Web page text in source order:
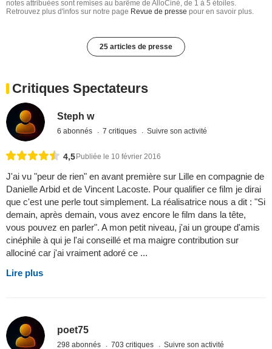
notes attribuées sont remises au barême de AlloCiné, de 1 à 5 étoiles.
Retrouvez plus d'infos sur notre page Revue de presse pour en savoir plus.
25 articles de presse
Critiques Spectateurs
Steph w
6 abonnés 7 critiques Suivre son activité
4,5Publiée le 10 février 2016
J'ai vu "peur de rien" en avant première sur Lille en compagnie de
Danielle Arbid et de Vincent Lacoste. Pour qualifier ce film je dirai
que c'est une perle tout simplement. La réalisatrice nous a dit : "Si
demain, après demain, vous avez encore le film dans la tête,
vous pouvez en parler". A mon petit niveau, j'ai un groupe d'amis
cinéphile à qui je l'ai conseillé et ma maigre contribution sur
allociné car j'ai vraiment adoré ce ...
Lire plus
poet75
298 abonnés 703 critiques Suivre son activité